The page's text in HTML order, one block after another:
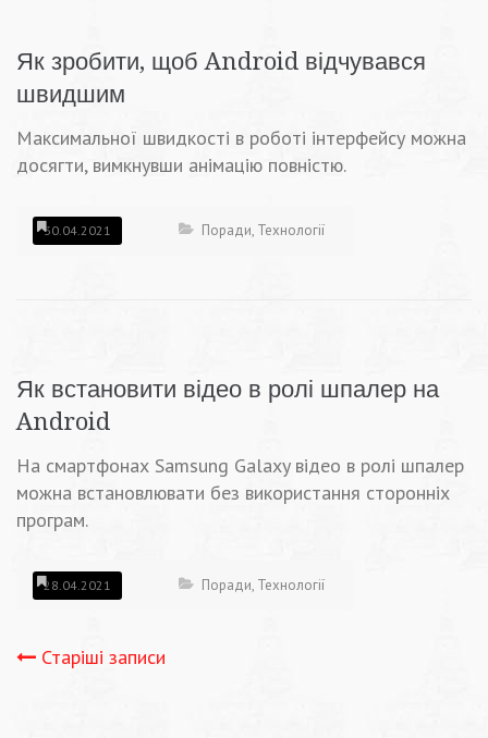
Як зробити, щоб Android відчувався
швидшим
Максимальної швидкості в роботі інтерфейсу можна
досягти, вимкнувши анімацію повністю.
30.04.2021 Поради, Технології
Як встановити відео в ролі шпалер на
Android
На смартфонах Samsung Galaxy відео в ролі шпалер
можна встановлювати без використання сторонніх
програм.
28.04.2021 Поради, Технології
Навігація
Старіші записи